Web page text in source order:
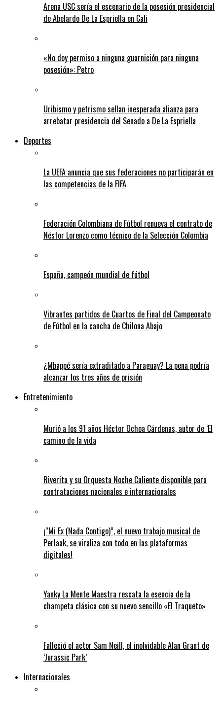
Arena USC sería el escenario de la posesión presidencial
de Abelardo De La Espriella en Cali
«No doy permiso a ninguna guarnición para ninguna
posesión»: Petro
Uribismo y petrismo sellan inesperada alianza para
arrebatar presidencia del Senado a De La Espriella
Deportes
La UEFA anuncia que sus federaciones no participarán en
las competencias de la FIFA
Federación Colombiana de Fútbol renueva el contrato de
Néstor Lorenzo como técnico de la Selección Colombia
España, campeón mundial de fútbol
Vibrantes partidos de Cuartos de Final del Campeonato
de Fútbol en la cancha de Chilona Abajo
¿Mbappé sería extraditado a Paraguay? La pena podría
alcanzar los tres años de prisión
Entretenimiento
Murió a los 91 años Héctor Ochoa Cárdenas, autor de ‘El
camino de la vida
Riverita y su Orquesta Noche Caliente disponible para
contrataciones nacionales e internacionales
¡“Mi Ex (Nada Contigo)”, el nuevo trabajo musical de
Perlaak, se viraliza con todo en las plataformas
digitales!
Yanky La Mente Maestra rescata la esencia de la
champeta clásica con su nuevo sencillo «El Traqueto»
Falleció el actor Sam Neill, el inolvidable Alan Grant de
‘Jurassic Park’
Internacionales